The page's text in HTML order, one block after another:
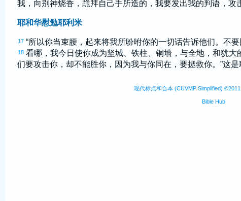
我，向别神烧香，跪拜自己手所造的，我要发出我的判语，攻
耶和华慰勉耶利米
17 “所以你当束腰，起来将我所吩咐你的一切话告诉他们。不
18 看哪，我今日使你成为坚城、铁柱、铜墙，与全地，和犹大
们要攻击你，却不能胜你，因为我与你同在，要拯救你。”这是
现代标点和合本 (CUVMP Simplified) ©2011
Bible Hub